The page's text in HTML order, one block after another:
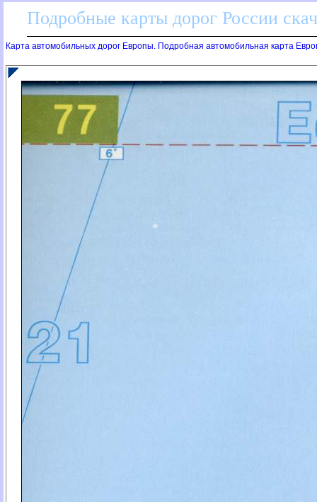
Подробные карты дорог России
Карта автомобильных дорог Европы. Подробная автомобильная карта